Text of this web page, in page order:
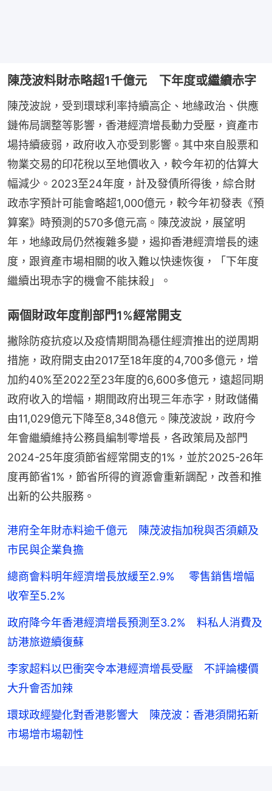
陳茂波料財赤略超1千億元 下年度或繼續赤字
陳茂波說，受到環球利率持續高企、地緣政治、供應
鏈佈局調整等影響，香港經濟增長動力受壓，資產市
場持續疲弱，政府收入亦受到影響。其中來自股票和
物業交易的印花稅以至地價收入，較今年初的估算大
幅減少。2023至24年度，計及發債所得後，綜合財
政赤字預計可能會略超1,000億元，較今年初發表《預
算案》時預測的570多億元高。陳茂波說，展望明
年，地緣政局仍然複雜多變，遏抑香港經濟增長的速
度，跟資產市場相關的收入難以快速恢復，「下年度
繼續出現赤字的機會不能抹殺」。
兩個財政年度削部門1%經常開支
撇除防疫抗疫以及疫情期間為穩住經濟推出的逆周期
措施，政府開支由2017至18年度的4,700多億元，增
加約40%至2022至23年度的6,600多億元，遠超同期
政府收入的增幅，期間政府出現三年赤字，財政儲備
由11,029億元下降至8,348億元。陳茂波說，政府今
年會繼續維持公務員編制零增長，各政策局及部門
2024-25年度須節省經常開支的1%，並於2025-26年
度再節省1%，節省所得的資源會重新調配，改善和推
出新的公共服務。
港府全年財赤料逾千億元 陳茂波指加稅與否須顧及
市民與企業負擔
總商會料明年經濟增長放緩至2.9% 零售銷售增幅
收窄至5.2%
政府降今年香港經濟增長預測至3.2% 料私人消費及
訪港旅遊續復蘇
李家超料以巴衝突令本港經濟增長受壓 不評論樓價
大升會否加辣
環球政經變化對香港影響大 陳茂波：香港須開拓新
市場增市場韌性